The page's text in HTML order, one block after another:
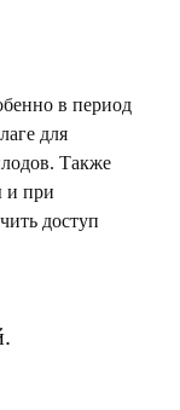
в период
для
Также
и при
доступ